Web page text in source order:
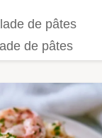
de pâtes
de pâtes